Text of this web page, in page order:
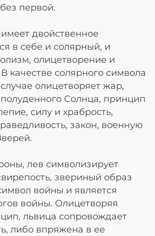
первой.
двойственное
в себе и солярный, и
олицетворение и
качестве солярного символа
олицетворяет жар,
Солнца, принцип
силу и храбрость,
закон, военную
лев символизирует
звериный образ
войны и является
войны. Олицетворяя
львица сопровождает
либо впряжена в ее